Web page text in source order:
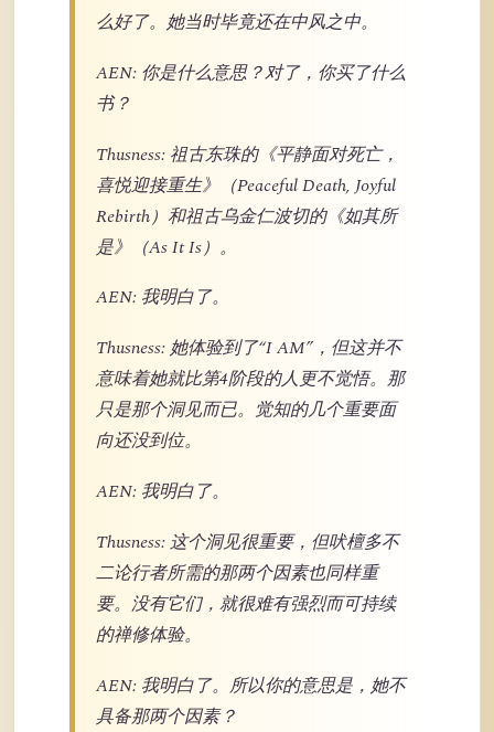
么好了。她当时毕竟还在中风之中。
AEN: 你是什么意思？对了，你买了什么
书？
Thusness: 祖古东珠的《平静面对死亡，
喜悦迎接重生》（Peaceful Death, Joyful
Rebirth）和祖古乌金仁波切的《如其所
是》（As It Is）。
AEN: 我明白了。
Thusness: 她体验到了“I AM”，但这并不
意味着她就比第4阶段的人更不觉悟。那
只是那个洞见而已。觉知的几个重要面
向还没到位。
AEN: 我明白了。
Thusness: 这个洞见很重要，但吠檀多不
二论行者所需的那两个因素也同样重
要。没有它们，就很难有强烈而可持续
的禅修体验。
AEN: 我明白了。所以你的意思是，她不
具备那两个因素？